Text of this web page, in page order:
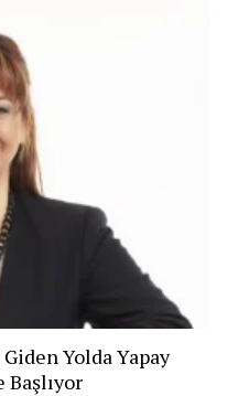
Yolda Yapay
Başlıyor